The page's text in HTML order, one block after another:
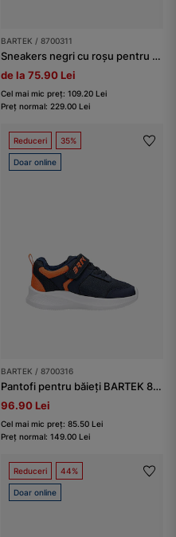
BARTEK / 8700311
Sneakers negri cu roșu pentru băieți BARTEK 87003-11
de la 75.90 Lei
Cel mai mic preț: 109.20 Lei
Preț normal: 229.00 Lei
Reduceri 35%
Doar online
BARTEK / 8700316
Pantofi pentru băieți BARTEK 87003-16, bleumarin-portocaliu
96.90 Lei
Cel mai mic preț: 85.50 Lei
Preț normal: 149.00 Lei
Reduceri 44%
Doar online